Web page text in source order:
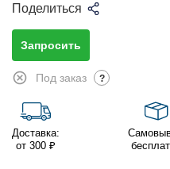
Поделиться
Запросить
Под заказ ?
Доставка:
от 300 ₽